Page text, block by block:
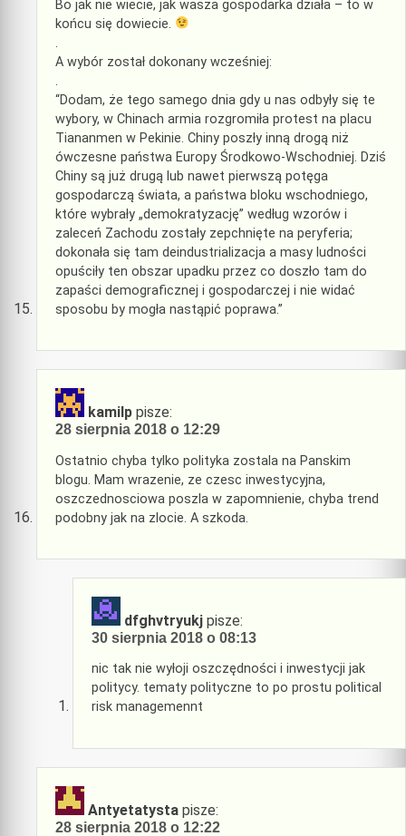
Bo jak nie wiecie, jak wasza gospodarka działa – to w
końcu się dowiecie.
.
A wybór został dokonany wcześniej:
.
“Dodam, że tego samego dnia gdy u nas odbyły się te
wybory, w Chinach armia rozgromiła protest na placu
Tiananmen w Pekinie. Chiny poszły inną drogą niż
ówczesne państwa Europy Środkowo-Wschodniej. Dziś
Chiny są już drugą lub nawet pierwszą potęga
gospodarczą świata, a państwa bloku wschodniego,
które wybrały „demokratyzację” według wzorów i
zaleceń Zachodu zostały zepchnięte na peryferia;
dokonała się tam deindustrializacja a masy ludności
opuściły ten obszar upadku przez co doszło tam do
zapaści demograficznej i gospodarczej i nie widać
sposobu by mogła nastąpić poprawa.”
kamilp pisze:
28 sierpnia 2018 o 12:29
Ostatnio chyba tylko polityka zostala na Panskim
blogu. Mam wrazenie, ze czesc inwestycyjna,
oszczednosciowa poszla w zapomnienie, chyba trend
podobny jak na zlocie. A szkoda.
dfghvtryukj pisze:
30 sierpnia 2018 o 08:13
nic tak nie wyłoji oszczędności i inwestycji jak
politycy. tematy polityczne to po prostu political
risk managemennt
Antyetatysta pisze:
28 sierpnia 2018 o 12:22